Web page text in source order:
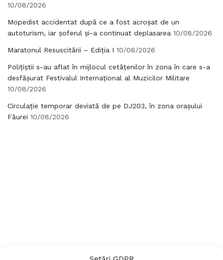
10/08/2026
Mopedist accidentat după ce a fost acroșat de un
autoturism, iar șoferul și-a continuat deplasarea 10/08/2026
Maratonul Resuscitării – Ediția I 10/08/2026
Polițiștii s-au aflat în mijlocul cetățenilor în zona în care s-a
desfășurat Festivalul Internațional al Muzicilor Militare
10/08/2026
Circulație temporar deviată de pe DJ203, în zona orașului
Făurei 10/08/2026